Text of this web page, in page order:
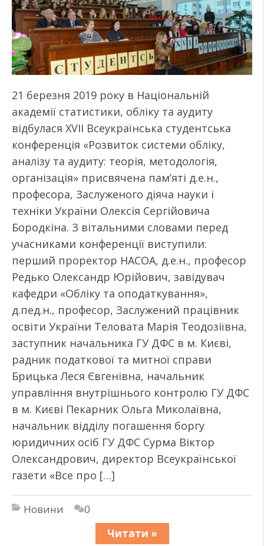
21 березня 2019 року в Національній
академії статистики, обліку та аудиту
відбулася XVII Всеукраїнська студентська
конференція «Розвиток системи обліку,
аналізу та аудиту: теорія, методологія,
організація» присвячена пам’яті д.е.н.,
професора, Заслуженого діяча науки і
техніки України Олексія Сергійовича
Бородкіна. З вітальними словами перед
учасниками конференції виступили:
перший проректор НАСОА, д.е.н., професор
Редько Олександр Юрійович, завідувач
кафедри «Обліку та оподаткування»,
д.пед.н., професор, Заслужений працівник
освіти України Теловата Марія Теодозіївна,
заступник начальника ГУ ДФС в м. Києві,
радник податкової та митної справи
Брицька Леся Євгенівна, начальник
управління внутрішнього контролю ГУ ДФС
в м. Києві Пекарник Ольга Миколаївна,
начальник відділу погашення боргу
юридичних осіб ГУ ДФС Сурма Віктор
Олександрович, директор Всеукраїнської
газети «Все про […]
Новини
0
Читати »